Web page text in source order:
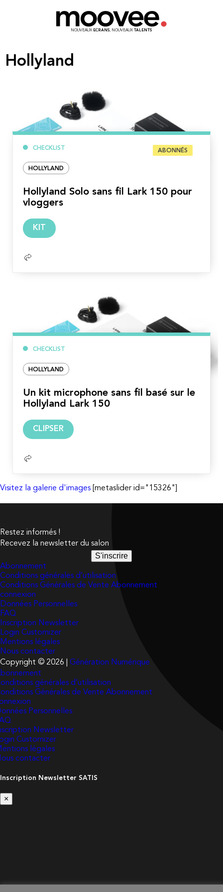
NOUVEAUX ECRANS, NOUVEAUX TALENTS
Hollyland
CHECKLIST ABONNÉS
HOLLYLAND
Hollyland Solo sans fil Lark 150 pour
vloggers
KIT
CHECKLIST
HOLLYLAND
Un kit microphone sans fil basé sur le
Hollyland Lark 150
CLIPSER
Visitez la galerie d'images [metaslider id="15326"]
Restez informés !
Recevez la newsletter du salon
S'inscrire
Abonnement
Conditions générales d’utilisation
Conditions Générales de Vente Abonnement
connexion
Données Personnelles
FAQ
Inscription Newsletter
Login Customizer
Mentions légales
Nous contacter
Copyright © 2026 | Génération Numérique
générales d’utilisation
Générales de Vente Abonnement
Personnelles
Newsletter
Customizer
légales
contacter
Inscription Newsletter SATIS
×